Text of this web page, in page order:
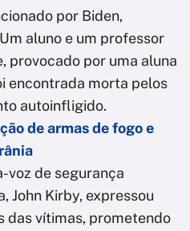
por Biden,
aluno e um professor
provocado por uma aluna
encontrada morta pelos
autoinfligido.
de armas de fogo e
voz de segurança
John Kirby, expressou
das vítimas, prometendo